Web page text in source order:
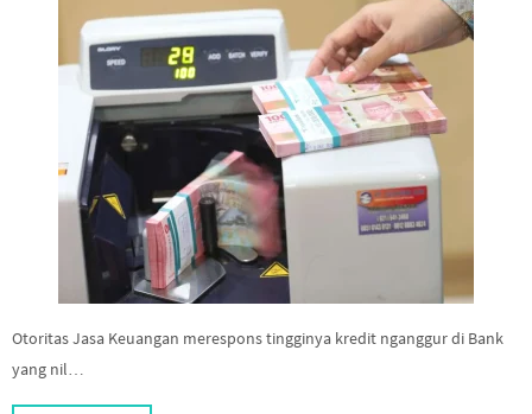
Otoritas Jasa Keuangan merespons tingginya kredit nganggur di Bank
yang nil…